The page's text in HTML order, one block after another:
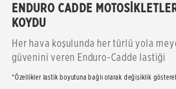
ENDURO CADDE
KOYDU
Her hava koşulunda her türlü yola
güvenini veren Enduro-Cadde lastiği
*Özellikler lastik boyutuna bağlı olarak değişiklik